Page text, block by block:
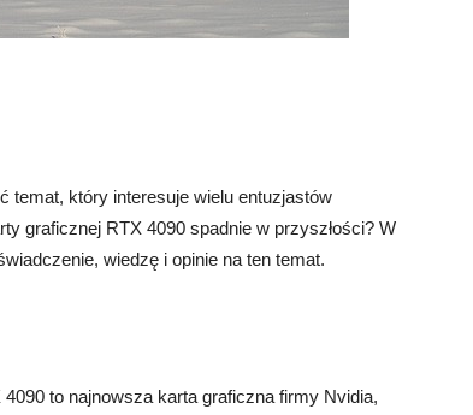
temat, który interesuje wielu entuzjastów
graficznej RTX 4090 spadnie w przyszłości? W
wiedzę i opinie na ten temat.
4090 to najnowsza karta graficzna firmy Nvidia,